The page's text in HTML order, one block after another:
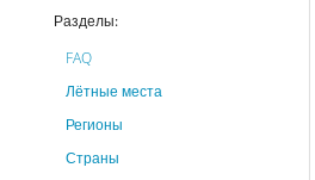
Разделы:
FAQ
Лётные места
Регионы
Страны